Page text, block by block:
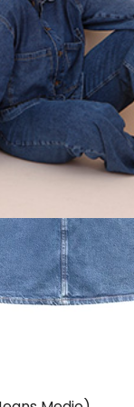
(Jeans) Evasê